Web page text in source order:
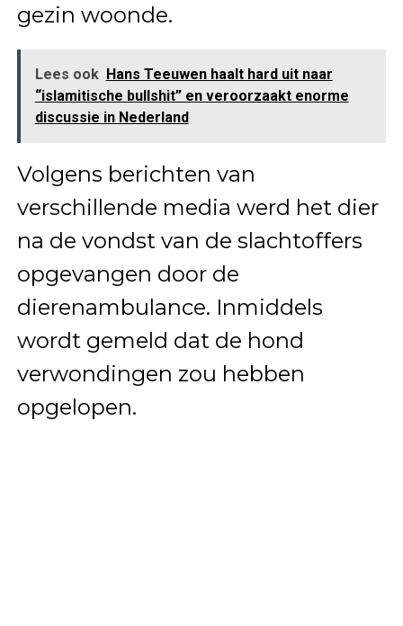
gezin woonde.
Lees ook Hans Teeuwen haalt hard uit naar
“islamitische bullshit” en veroorzaakt enorme
discussie in Nederland
Volgens berichten van
verschillende media werd het dier
na de vondst van de slachtoffers
opgevangen door de
dierenambulance. Inmiddels
wordt gemeld dat de hond
verwondingen zou hebben
opgelopen.